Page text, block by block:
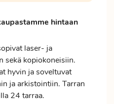
hintaan
laser- ja
sekä kopiokoneisiin.
hyvin ja soveltuvat
ja arkistointiin. Tarran
24 tarraa.